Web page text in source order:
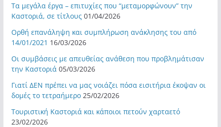
Τα μεγάλα έργα – επιτυχίες που “μεταμορφώνουν” την
Καστοριά, σε τίτλους 01/04/2026
Ορθή επανάληψη και συμπλήρωση ανάκλησης του από
14/01/2021 16/03/2026
Οι συμβάσεις με απευθείας ανάθεση που προβλημάτισαν
την Καστοριά 05/03/2026
Γιατί ΔΕΝ πρέπει να μας νοιάζει πόσα εισιτήρια έκοψαν οι
δομές το τετραήμερο 25/02/2026
Τουριστική Καστοριά και κάποιοι πετούν χαρταετό
23/02/2026